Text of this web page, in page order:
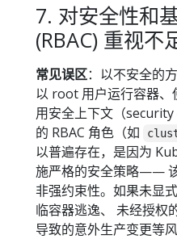
7. 对安全性和
(RBAC) 重视不
常见误区：以不安全的
以 root 用户运行容器、
用安全上下文（
的 RBAC 角色（如
以普遍存在，是因为
施严格的安全策略——
非强约束性。如果未显
临容器逃逸、 未经授权
导致的意外生产变更等风